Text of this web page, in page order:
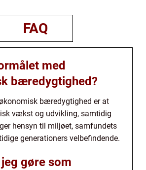
FAQ
med
bæredygtighed?
bæredygtighed er at
vækst og udvikling, samtidig
hensyn til miljøet, samfundets
generationers velbefindende.
gøre som